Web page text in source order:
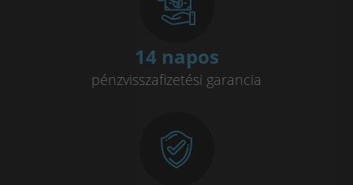
14 napos
pénzvisszafizetési garancia